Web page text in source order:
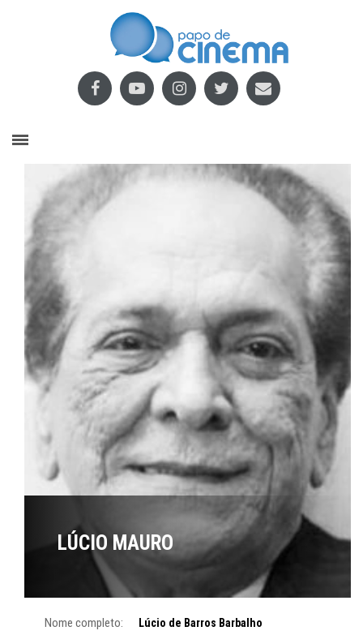
LÚCIO MAURO
Nome completo: Lúcio de Barros Barbalho